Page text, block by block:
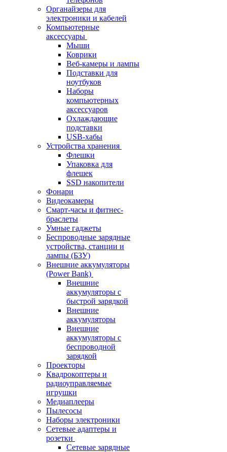
Органайзеры для
электроники и кабелей
Компьютерные
аксессуары
Мыши
Коврики
Веб-камеры и лампы
Подставки для
ноутбуков
Наборы
компьютерных
аксессуаров
Охлаждающие
подставки
USB-хабы
Устройства хранения
Флешки
Упаковка для
флешек
SSD накопители
Фонари
Видеокамеры
Смарт-часы и фитнес-
браслеты
Умные гаджеты
Беспроводные зарядные
устройства, станции и
лампы (БЗУ)
Внешние аккумуляторы
(Power Bank)
Внешние
аккумуляторы с
быстрой зарядкой
Внешние
аккумуляторы
Внешние
аккумуляторы с
беспроводной
зарядкой
Проекторы
Квадрокоптеры и
радиоуправляемые
игрушки
Медиаплееры
Пылесосы
Наборы электроники
Сетевые адаптеры и
розетки
Сетевые зарядные